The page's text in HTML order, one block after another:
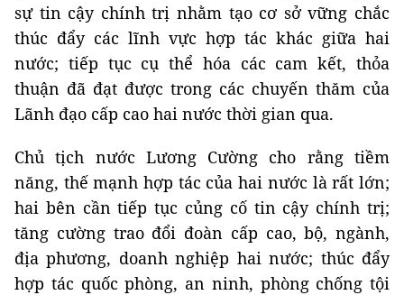
sự tin cậy chính trị nhằm tạo cơ sở vững chắc
thúc đẩy các lĩnh vực hợp tác khác giữa hai
nước; tiếp tục cụ thể hóa các cam kết, thỏa
thuận đã đạt được trong các chuyến thăm của
Lãnh đạo cấp cao hai nước thời gian qua.
Chủ tịch nước Lương Cường cho rằng tiềm
năng, thế mạnh hợp tác của hai nước là rất lớn;
hai bên cần tiếp tục củng cố tin cậy chính trị;
tăng cường trao đổi đoàn cấp cao, bộ, ngành,
địa phương, doanh nghiệp hai nước; thúc đẩy
hợp tác quốc phòng, an ninh, phòng chống tội